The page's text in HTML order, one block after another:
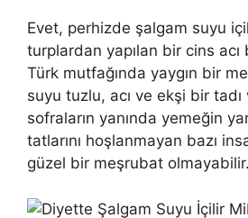
Evet, perhizde şalgam suyu
turplardan yapılan bir cins
Türk mutfağında yaygın bir
suyu tuzlu, acı ve ekşi bir tadı
sofraların yanında yemeğin
tatlarını hoşlanmayan bazı
güzel bir meşrubat olmayabilir.